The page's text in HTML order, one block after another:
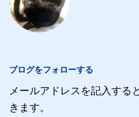
ブログをフォローする
メールアドレスを記入する
きます。